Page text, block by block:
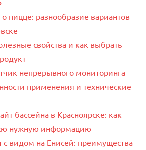
о пицце: разнообразие вариантов
свойства и как выбрать
непрерывного мониторинга
применения и технические
бассейна в Красноярске: как
нужную информацию
с видом на Енисей: преимущества